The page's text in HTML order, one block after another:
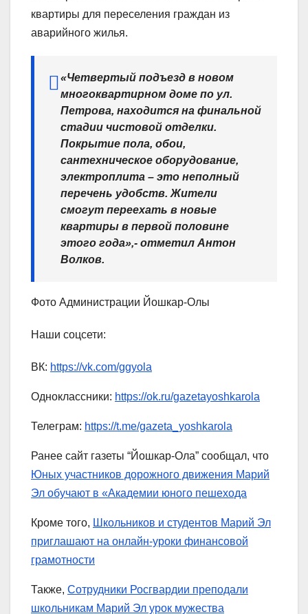
квартиры для переселения граждан из
аварийного жилья.
«Четвертый подъезд в новом
многоквартирном доме по ул.
Петрова, находится на финальной
стадии чистовой отделки.
Покрытие пола, обои,
сантехническое оборудование,
электроплита – это неполный
перечень удобств. Жители
смогут переехать в новые
квартиры в первой половине
этого года»,- отметил Антон
Волков.
Фото Администрации Йошкар-Олы
Наши соцсети:
ВК: https://vk.com/ggyola
Одноклассники: https://ok.ru/gazetayoshkarola
Телеграм: https://t.me/gazeta_yoshkarola
Ранее сайт газеты “Йошкар-Ола” сообщал, что
Юных участников дорожного движения Марий
Эл обучают в «Академии юного пешехода
Кроме того, Школьников и студентов Марий Эл
приглашают на онлайн-уроки финансовой
грамотности
Также, Сотрудники Росгвардии преподали
школьникам Марий Эл урок мужества